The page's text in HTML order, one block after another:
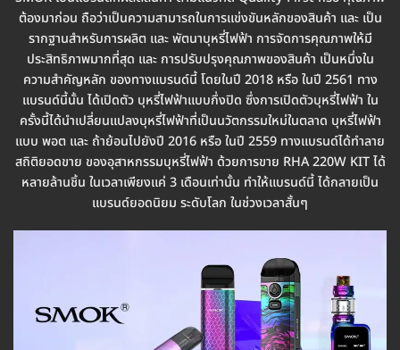
ต้องมาก่อน ถือว่าเป็นความสามารถในการแข่งขันหลักของสินค้า และ เป็น
รากฐานสำหรับการผลิต และ พัตนาบุหรี่ไฟฟ้า การจัดการคุณภาพให้มี
ประสิทธิภาพมากที่สุด และ การปรับปรุงคุณภาพของสินค้า เป็นหนึ่งใน
ความสำคัญหลัก ของทางแบรนด์นี้ โดยในปี 2018 หรือ ในปี 2561 ทาง
แบรนด์นี้นั้น ได้เปิดตัว บุหรี่ไฟฟ้าแบบกึ่งปิด ซึ่งการเปิดตัวบุหรี่ไฟฟ้า ใน
ครั้งนี้ได้นำเปลี่ยนแปลงบุหรี่ไฟฟ้าที่เป็นนวัตกรรมใหม่ในตลาด บุหรี่ไฟฟ้า
แบบ พอต และ ถ้าย้อนไปยังปี 2016 หรือ ในปี 2559 ทางแบรนด์ได้ทำลาย
สถิติยอดขาย ของอุสาหกรรมบุหรี่ไฟฟ้า ด้วยการขาย RHA 220W KIT ได้
หลายล้านชิ้น ในเวลาเพียงแค่ 3 เดือนเท่านั้น ทำให้แบรนด์นี้ ได้กลายเป็น
แบรนด์ยอดนิยม ระดับโลก ในช่วงเวลาสั้นๆ